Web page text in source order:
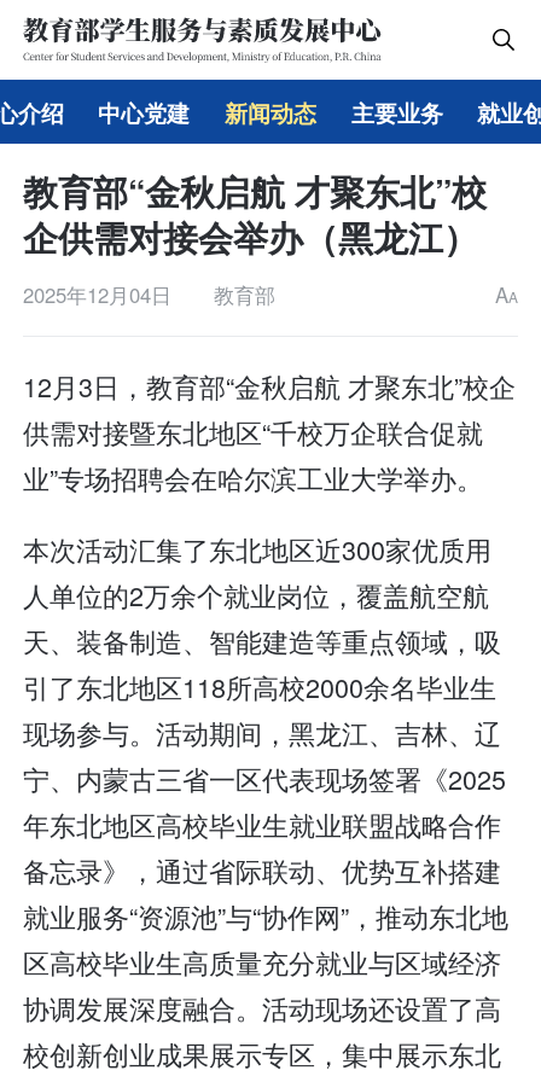
介绍 中心党建 新闻动态 主要业务 就业
教育部“金秋启航 才聚东北”校
企供需对接会举办（黑龙江）
2025年12月04日 教育部 AA
12月3日，教育部“金秋启航 才聚东北”校企
供需对接暨东北地区“千校万企联合促就
业”专场招聘会在哈尔滨工业大学举办。
本次活动汇集了东北地区近300家优质用
人单位的2万余个就业岗位，覆盖航空航
天、装备制造、智能建造等重点领域，吸
引了东北地区118所高校2000余名毕业生
现场参与。活动期间，黑龙江、吉林、辽
宁、内蒙古三省一区代表现场签署《2025
年东北地区高校毕业生就业联盟战略合作
备忘录》，通过省际联动、优势互补搭建
就业服务“资源池”与“协作网”，推动东北地
区高校毕业生高质量充分就业与区域经济
协调发展深度融合。活动现场还设置了高
校创新创业成果展示专区，集中展示东北